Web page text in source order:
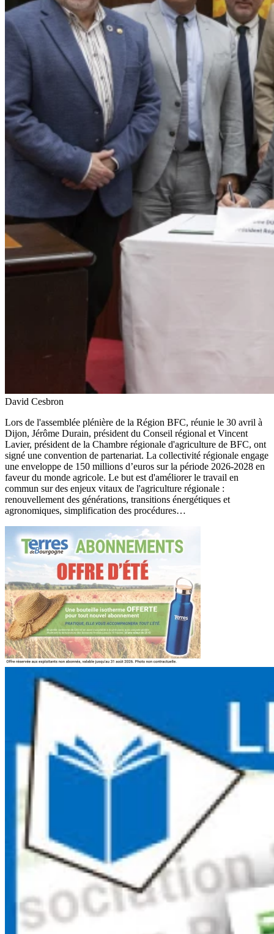
David Cesbron
Lors de l'assemblée plénière de la Région BFC, réunie le 30 avril à
Dijon, Jérôme Durain, président du Conseil régional et Vincent
Lavier, président de la Chambre régionale d'agriculture de BFC, ont
signé une convention de partenariat. La collectivité régionale engage
une enveloppe de 150 millions d’euros sur la période 2026-2028 en
faveur du monde agricole. Le but est d'améliorer le travail en
commun sur des enjeux vitaux de l'agriculture régionale :
renouvellement des générations, transitions énergétiques et
agronomiques, simplification des procédures…